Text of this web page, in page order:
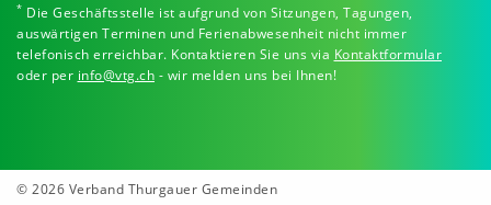
* Die Geschäftsstelle ist aufgrund von Sitzungen, Tagungen,
auswärtigen Terminen und Ferienabwesenheit nicht immer
telefonisch erreichbar. Kontaktieren Sie uns via Kontaktformular
oder per info@vtg.ch - wir melden uns bei Ihnen!
© 2026 Verband Thurgauer Gemeinden